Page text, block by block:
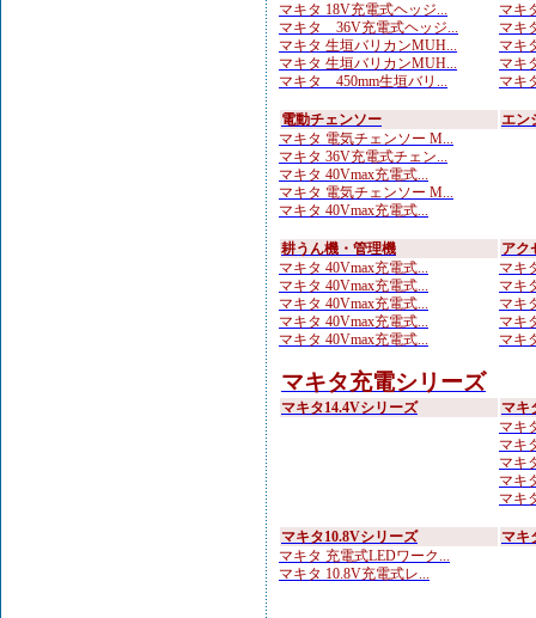
マキタ 18V充電式ヘッジ...
マキタ 36V充電式ヘッジ...
マキタ 生垣バリカンMUH...
マキタ 生垣バリカンMUH...
マキタ 450mm生垣バリ...
マキ
マキ
マキ
マキ
マキ
電動チェンソー
マキタ 電気チェンソー M...
マキタ 36V充電式チェン...
マキタ 40Vmax充電式...
マキタ 電気チェンソー M...
マキタ 40Vmax充電式...
エン
耕うん機・管理機
マキタ 40Vmax充電式...
マキタ 40Vmax充電式...
マキタ 40Vmax充電式...
マキタ 40Vmax充電式...
マキタ 40Vmax充電式...
アク
マキ
マキ
マキ
マキ
マキ
マキタ充電シリーズ
マキタ14.4Vシリーズ
マキ
マキ
マキ
マキ
マキ
マキ
マキタ10.8Vシリーズ
マキタ 充電式LEDワーク...
マキタ 10.8V充電式レ...
マキ